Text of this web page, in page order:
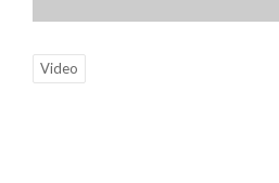
Video